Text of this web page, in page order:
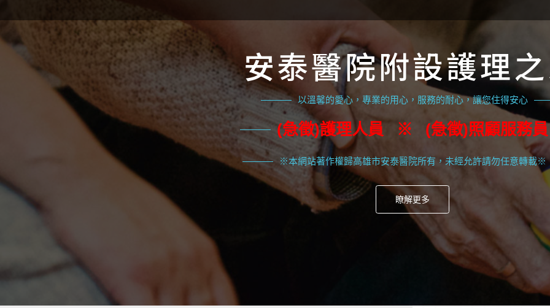
本院設置「整合照護門診」，提供一次到院，完整照護，省時、
前高醫腦神經內科鍾紀培醫師 本院駐診
即日起每周二晚上骨科門診網路預約掛號暫不提供
爸爸嘴吐菸，媽媽頭冒煙；家中無菸味 親子全家相依偎！
嚼檳榔、吸煙，證實會導致口腔癌、咽喉癌和食道癌。
儲備人才招募
安泰醫院附設護理
以溫馨的愛心，專業的用心，服務的耐心，讓您住得安心
(急徵)護理人員 ※ (急徵)照顧服務員
※本網站著作權歸高雄市安泰醫院所有，未經允許請勿任意轉載※
瞭解更多